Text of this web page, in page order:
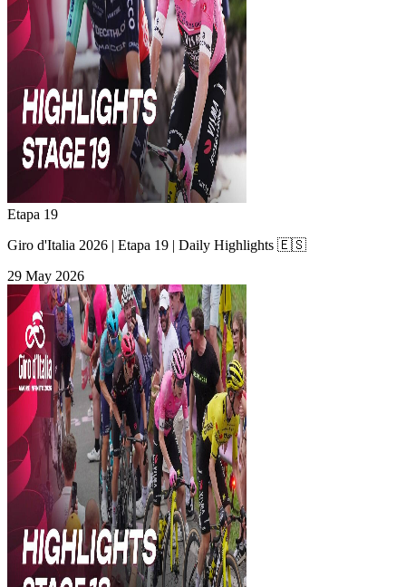
Etapa 19
Giro d'Italia 2026 | Etapa 19 | Daily Highlights 🇪🇸
29 May 2026